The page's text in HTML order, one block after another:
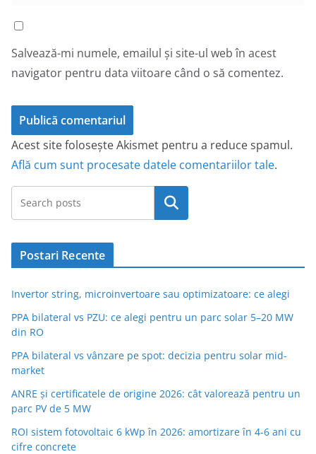
Salvează-mi numele, emailul și site-ul web în acest
navigator pentru data viitoare când o să comentez.
Acest site folosește Akismet pentru a reduce spamul.
Află cum sunt procesate datele comentariilor tale.
Caută
Postari Recente
Invertor string, microinvertoare sau optimizatoare: ce alegi
PPA bilateral vs PZU: ce alegi pentru un parc solar 5–20 MW
din RO
PPA bilateral vs vânzare pe spot: decizia pentru solar mid-
market
ANRE și certificatele de origine 2026: cât valorează pentru un
parc PV de 5 MW
ROI sistem fotovoltaic 6 kWp în 2026: amortizare în 4-6 ani cu
cifre concrete